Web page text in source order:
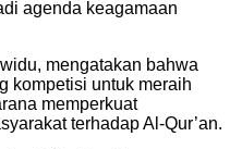
agenda keagamaan
mengatakan bahwa
kompetisi untuk meraih
memperkuat
terhadap Al-Qur’an.